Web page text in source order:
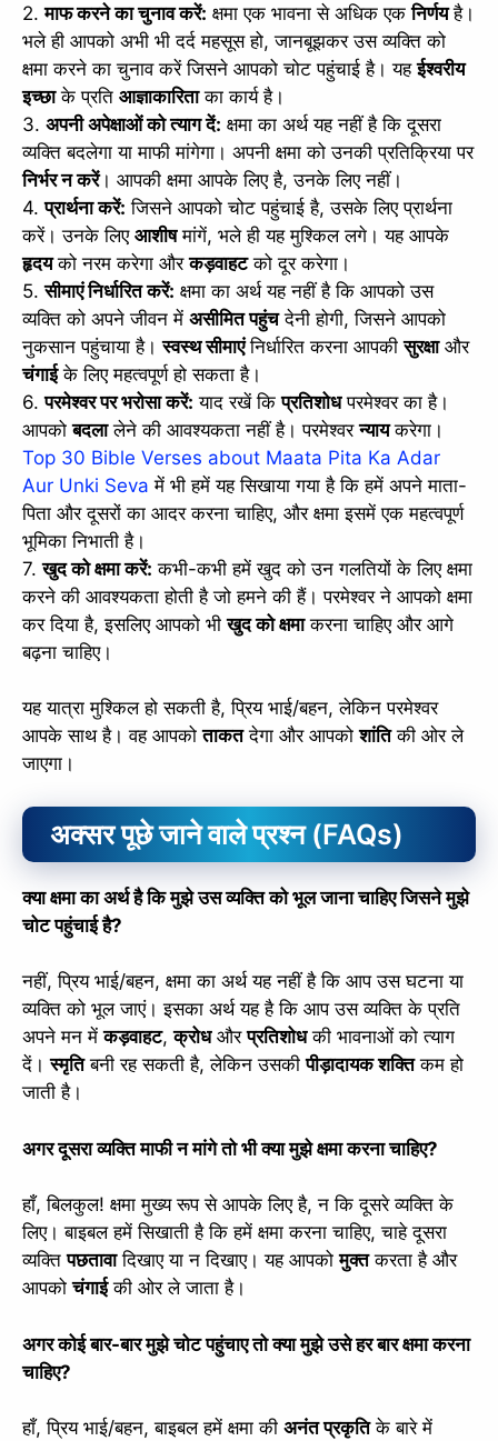
2.माफ करने का चुनाव करें: क्षमा एक भावना से अधिक एकनिर्णयहै।
भले ही आपको अभी भी दर्द महसूस हो, जानबूझकर उस व्यक्ति को
क्षमा करने का चुनाव करें जिसने आपको चोट पहुंचाई है। यहईश्वरीय
इच्छाके प्रति आज्ञाकारिताका कार्य है।
3. अपनी अपेक्षाओं को त्याग दें: क्षमा का अर्थ यह नहीं है कि दूसरा
व्यक्ति बदलेगा या माफी मांगेगा। अपनी क्षमा को उनकी प्रतिक्रिया पर
निर्भर न करें। आपकी क्षमा आपके लिए है, उनके लिए नहीं।
4.प्रार्थना करें: जिसने आपको चोट पहुंचाई है, उसके लिए प्रार्थना
करें। उनके लिए आशीषमांगें, भले ही यह मुश्किल लगे। यह आपके
हृदयको नरम करेगा औरकड़वाहटको दूर करेगा।
5.सीमाएं निर्धारित करें: क्षमा का अर्थ यह नहीं है कि आपको उस
व्यक्ति को अपने जीवन में असीमित पहुंचदेनी होगी, जिसने आपको
नुकसान पहुंचाया है।स्वस्थ सीमाएंनिर्धारित करना आपकीसुरक्षाऔर
चंगाईके लिए महत्वपूर्ण हो सकता है।
6.परमेश्वर पर भरोसा करें: याद रखें किप्रतिशोधपरमेश्वर का है।
आपकोबदलालेने की आवश्यकता नहीं है। परमेश्वरन्यायकरेगा।
Top 30 Bible Verses about Maata Pita Ka Adar
Aur Unki Seva में भी हमें यह सिखाया गया है कि हमें अपने माता-
पिता और दूसरों का आदर करना चाहिए, और क्षमा इसमें एक महत्वपूर्ण
भूमिका निभाती है।
7.खुद को क्षमा करें: कभी-कभी हमें खुद को उन गलतियों के लिए क्षमा
करने की आवश्यकता होती है जो हमने की हैं। परमेश्वर ने आपको क्षमा
कर दिया है, इसलिए आपको भीखुद को क्षमाकरना चाहिए और आगे
बढ़ना चाहिए।
यह यात्रा मुश्किल हो सकती है, प्रिय भाई/बहन, लेकिन परमेश्वर
आपके साथ है। वह आपकोताकतदेगा और आपकोशांतिकी ओर ले
जाएगा।
अक्सर पूछे जाने वाले प्रश्न (FAQs)
क्या क्षमा का अर्थ है कि मुझे उस व्यक्ति को भूल जाना चाहिए जिसने मुझे
चोट पहुंचाई है?
नहीं, प्रिय भाई/बहन, क्षमा का अर्थ यह नहीं है कि आप उस घटना या
व्यक्ति को भूल जाएं। इसका अर्थ यह है कि आप उस व्यक्ति के प्रति
अपने मन मेंकड़वाहट,क्रोधऔरप्रतिशोधकी भावनाओं को त्याग
दें।स्मृतिबनी रह सकती है, लेकिन उसकीपीड़ादायक शक्तिकम हो
जाती है।
अगर दूसरा व्यक्ति माफी न मांगे तो भी क्या मुझे क्षमा करना चाहिए?
हाँ, बिलकुल! क्षमा मुख्य रूप से आपके लिए है, न कि दूसरे व्यक्ति के
लिए। बाइबल हमें सिखाती है कि हमें क्षमा करना चाहिए, चाहे दूसरा
व्यक्तिपछतावादिखाए या न दिखाए। यह आपकोमुक्तकरता है और
आपकोचंगाईकी ओर ले जाता है।
अगर कोई बार-बार मुझे चोट पहुंचाए तो क्या मुझे उसे हर बार क्षमा करना
चाहिए?
हाँ, प्रिय भाई/बहन, बाइबल हमें क्षमा की अनंत प्रकृतिके बारे में